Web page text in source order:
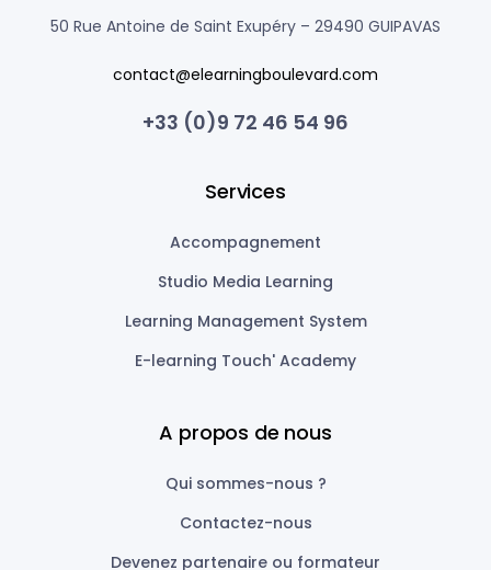
50 Rue Antoine de Saint Exupéry – 29490 GUIPAVAS
contact@elearningboulevard.com
+33 (0)9 72 46 54 96
Services
Accompagnement
Studio Media Learning
Learning Management System
E-learning Touch' Academy
A propos de nous
Qui sommes-nous ?
Contactez-nous
Devenez partenaire ou formateur